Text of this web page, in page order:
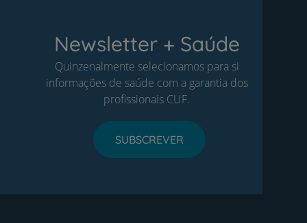
Newsletter + Saúde
Quinzenalmente selecionamos para si
informações de saúde com a garantia dos
profissionais CUF.
SUBSCREVER